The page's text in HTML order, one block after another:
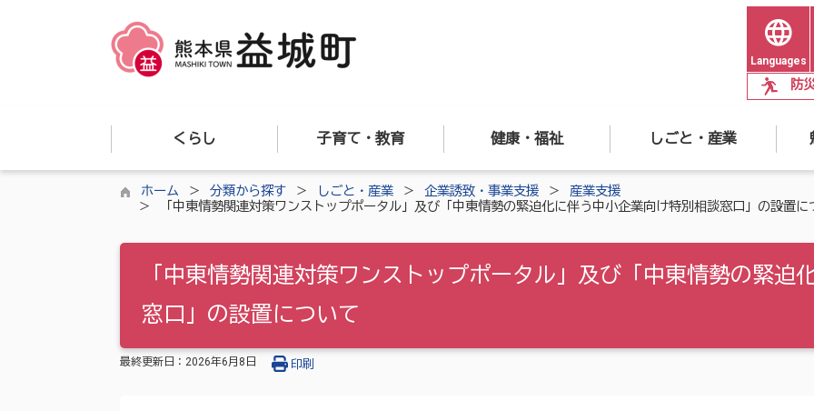
Languages
防
くらし 子育て・教育 健康・福祉 しごと・産業
ホーム 分類から探す しごと・産業 企業誘致・事業支援
産業支援
「中東情勢関連対策ワンストップポータル」及び「中東情勢の緊迫化に伴う中小企業向け特別相談窓口」の設置に
「中東情勢関連対策ワンストップポータル」及び「中東情勢の緊迫
窓口」の設置について
最終更新日： 2026年6月8日 印刷